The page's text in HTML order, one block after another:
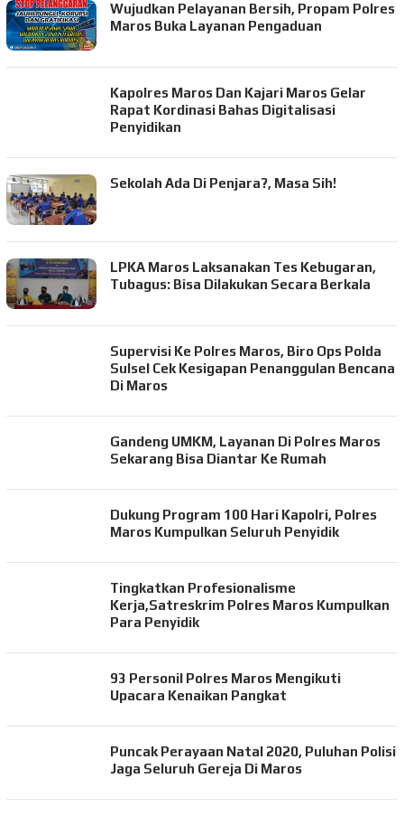
Wujudkan Pelayanan Bersih, Propam Polres
Maros Buka Layanan Pengaduan
Kapolres Maros Dan Kajari Maros Gelar
Rapat Kordinasi Bahas Digitalisasi
Penyidikan
Sekolah Ada Di Penjara?, Masa Sih!
LPKA Maros Laksanakan Tes Kebugaran,
Tubagus: Bisa Dilakukan Secara Berkala
Supervisi Ke Polres Maros, Biro Ops Polda
Sulsel Cek Kesigapan Penanggulan Bencana
Di Maros
Gandeng UMKM, Layanan Di Polres Maros
Sekarang Bisa Diantar Ke Rumah
Dukung Program 100 Hari Kapolri, Polres
Maros Kumpulkan Seluruh Penyidik
Tingkatkan Profesionalisme
Kerja,Satreskrim Polres Maros Kumpulkan
Para Penyidik
93 Personil Polres Maros Mengikuti
Upacara Kenaikan Pangkat
Puncak Perayaan Natal 2020, Puluhan Polisi
Jaga Seluruh Gereja Di Maros